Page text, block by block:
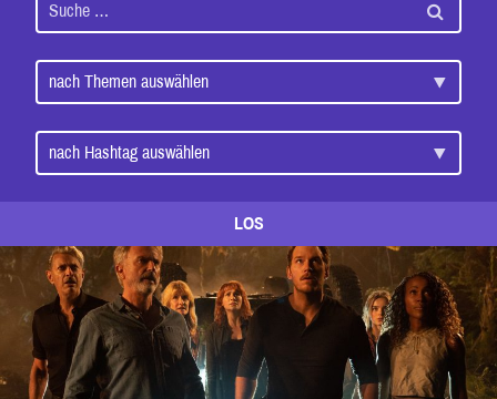
LOS